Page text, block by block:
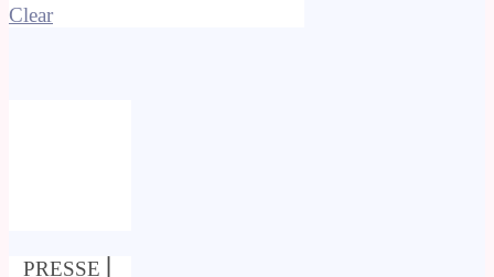
Clear
PRESSE